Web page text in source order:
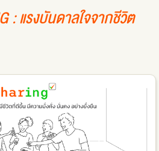
: แรงบันดาลใจจากชีวิต